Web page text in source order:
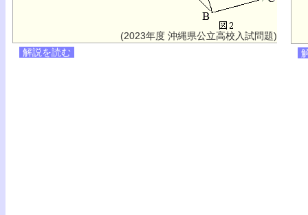
(2023年度 沖縄県公立高校入試問題)
解説を読む